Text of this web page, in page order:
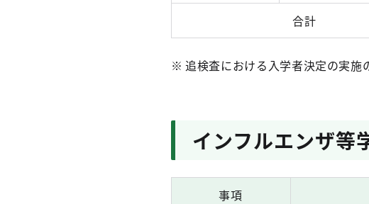
合計
追検査における入学者決定の実施
インフルエンザ等
事項